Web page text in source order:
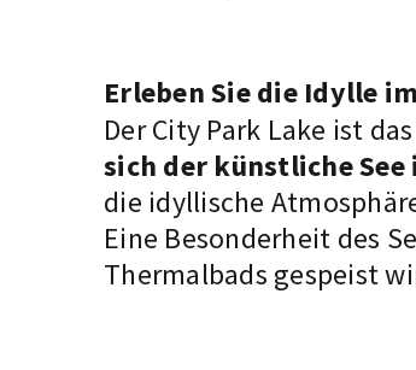
Erleben Sie die Idylle
Der City Park Lake ist
sich der künstliche See
die idyllische
Eine Besonderheit des
Thermalbads gespeist